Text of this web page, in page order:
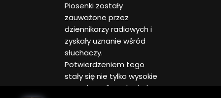
Piosenki zostały
zauważone przez
dziennikarzy radiowych i
zyskały uznanie wśród
słuchaczy.
Potwierdzeniem tego
stały się nie tylko wysokie
pozycje na listach airplay,